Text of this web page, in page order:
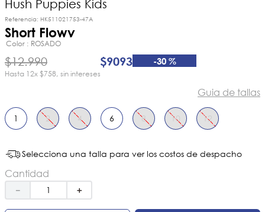
Hush Puppies Kids
Referencia: HK511021753-47A
Short Flowy
Color ROSADO
$12.990 $9093 -30 %
12x$758 sin intereses
Guia de tallas
1 2 4 6 8 10 12
Selecciona una talla para ver los costos de despacho
Cantidad
＋
－
7.
ergonomico
8.
botin niño
9.